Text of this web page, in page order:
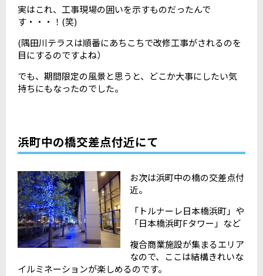
実はこれ、工事現場の囲いを示すものだったんで
す・・・！(笑)
(隅田川テラスは順番にあちこちで改修工事がされるのを
目にするのですよね）
でも、期間限定の風景と思うと、どこか大事にしたい気
持ちにもなったのでした。
浜町中の橋交差点付近にて
お次は浜町中の橋の交差点付
近。
「トルナーレ日本橋浜町」や
「日本橋浜町Fタワー」など
複合商業施設が集まるエリア
なので、ここは結構きれいな
イルミネーションが楽しめるのです。